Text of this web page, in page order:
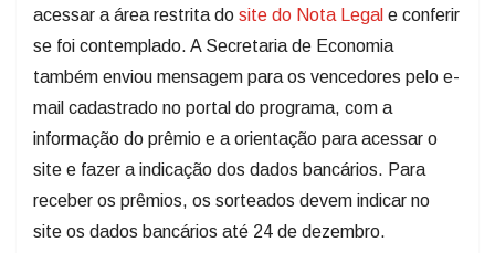
acessar a área restrita do site do Nota Legal e conferir
se foi contemplado. A Secretaria de Economia
também enviou mensagem para os vencedores pelo e-
mail cadastrado no portal do programa, com a
informação do prêmio e a orientação para acessar o
site e fazer a indicação dos dados bancários. Para
receber os prêmios, os sorteados devem indicar no
site os dados bancários até 24 de dezembro.